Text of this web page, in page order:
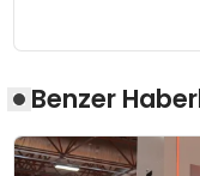
Benzer